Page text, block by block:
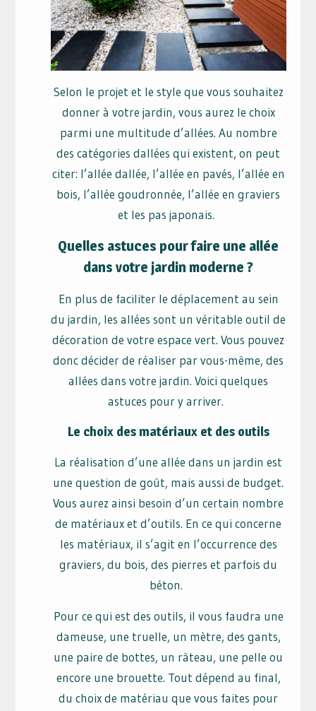
Selon le projet et le style que vous souhaitez
donner à votre jardin, vous aurez le choix
parmi une multitude d’allées. Au nombre
des catégories dallées qui existent, on peut
citer: l’allée dallée, l’allée en pavés, l’allée en
bois, l’allée goudronnée, l’allée en graviers
et les pas japonais.
Quelles astuces pour faire une allée
dans votre jardin moderne ?
En plus de faciliter le déplacement au sein
du jardin, les allées sont un véritable outil de
décoration de votre espace vert. Vous pouvez
donc décider de réaliser par vous-même, des
allées dans votre jardin. Voici quelques
astuces pour y arriver.
Le choix des matériaux et des outils
La réalisation d’une allée dans un jardin est
une question de goût, mais aussi de budget.
Vous aurez ainsi besoin d’un certain nombre
de matériaux et d’outils. En ce qui concerne
les matériaux, il s’agit en l’occurrence des
graviers, du bois, des pierres et parfois du
béton.
Pour ce qui est des outils, il vous faudra une
dameuse, une truelle, un mètre, des gants,
une paire de bottes, un râteau, une pelle ou
encore une brouette. Tout dépend au final,
du choix de matériau que vous faites pour